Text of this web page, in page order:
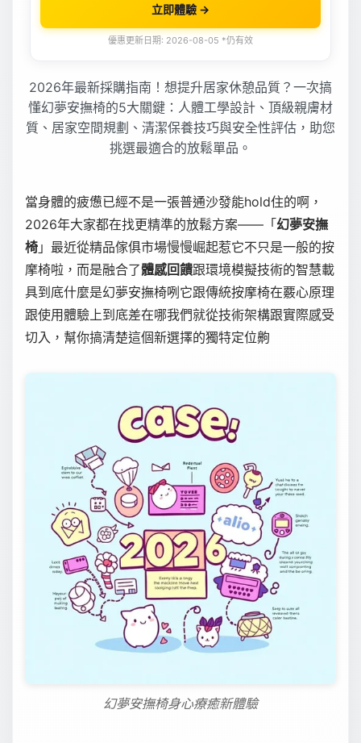
立即體驗 →
優惠更新日期: 2026-08-05 *仍有效
2026年最新採購指南！想提升居家休憩品質？一次搞
懂幻夢安撫椅的5大關鍵：人體工學設計、頂級親膚材
質、居家空間規劃、清潔保養技巧與安全性評估，助您
挑選最適合的放鬆單品。
當身體的疲憊已經不是一張普通沙發能hold住的啊，
2026年大家都在找更精準的放鬆方案——「 幻夢安撫
椅 」最近從精品傢俱市場慢慢崛起惹它不只是一般的按
摩椅啦，而是融合了體感回饋跟環境模擬技術的智慧載
具到底什麼是幻夢安撫椅咧它跟傳統按摩椅在覈心原理
跟使用體驗上到底差在哪我們就從技術架構跟實際感受
切入，幫你搞清楚這個新選擇的獨特定位齁
幻夢安撫椅身心療癒新體驗